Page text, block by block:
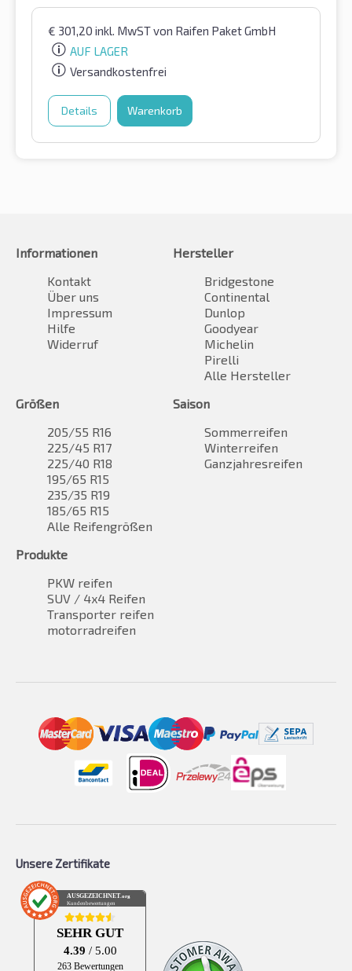
€ 301,20 inkl. MwSTvon Raifen Paket GmbH
AUF LAGER
Versandkostenfrei
Details Warenkorb
Informationen
Kontakt
Über uns
Impressum
Hilfe
Widerruf
Hersteller
Bridgestone
Continental
Dunlop
Goodyear
Michelin
Pirelli
Alle Hersteller
Größen
205/55 R16
225/45 R17
225/40 R18
195/65 R15
235/35 R19
185/65 R15
Alle Reifengrößen
Saison
Sommerreifen
Winterreifen
Ganzjahresreifen
Produkte
PKW reifen
SUV / 4x4 Reifen
Transporter reifen
motorradreifen
Unsere Zertifikate
AUSGEZEICHNET.org
Kundenbewertungen
SEHR GUT
4.39 / 5.00
263 Bewertungen